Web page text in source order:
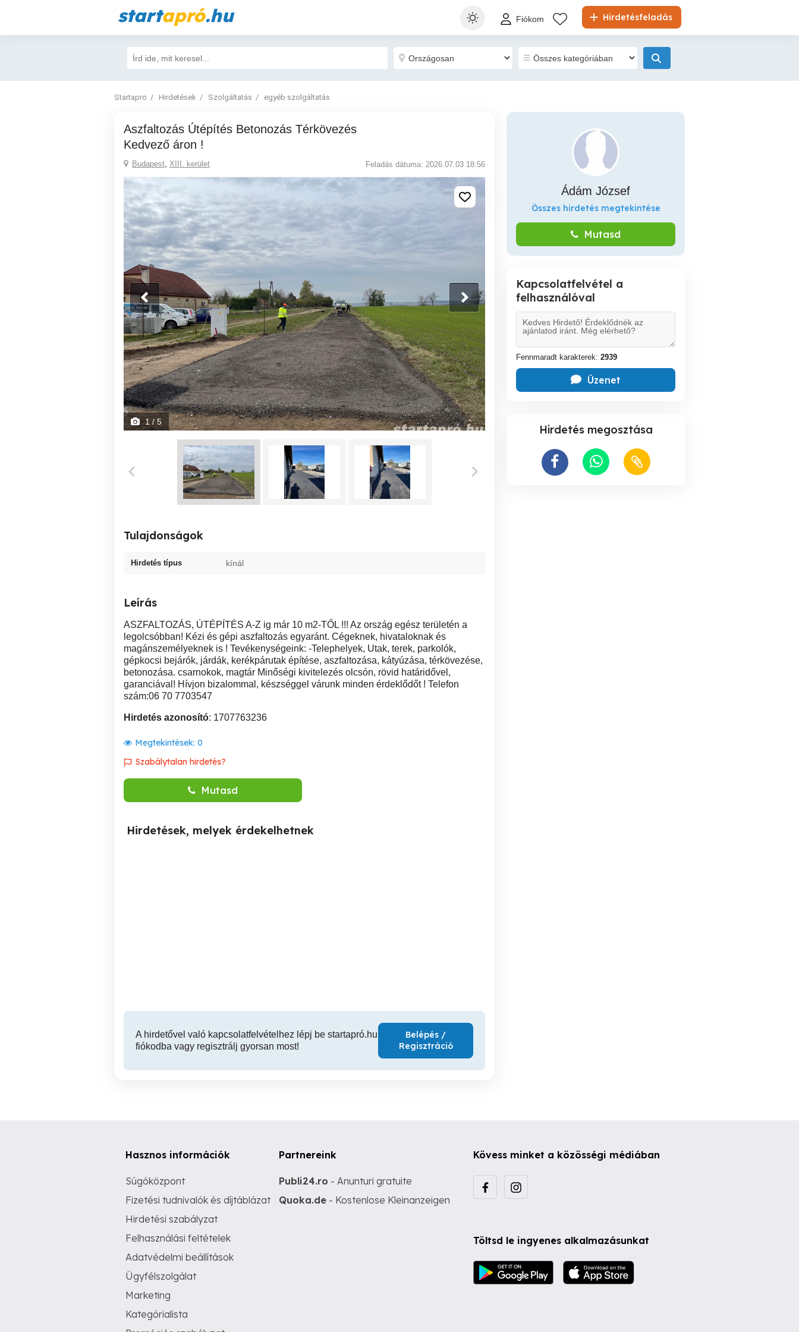
startapró.hu Hirdetésfeladás
Fiókom
Startapro Hirdetések Szolgáltatás egyéb szolgáltatás
Aszfaltozás Útépítés Betonozás Térkövezés
Kedvező áron !
Budapest, XIII. kerület Feladás dátuma: 2026.07.03 18:56
1 / 5
Tulajdonságok
Hirdetés típus kínál
Leírás
ASZFALTOZÁS, ÚTÉPÍTÉS A-Z ig már 10 m2-TŐL !!! Az ország egész területén a
legolcsóbban! Kézi és gépi aszfaltozás egyaránt. Cégeknek, hivataloknak és
magánszemélyeknek is ! Tevékenységeink: -Telephelyek, Utak, terek, parkolók,
gépkocsi bejárók, járdák, kerékpárutak építése, aszfaltozása, kátyúzása, térkövezése,
betonozása. csarnokok, magtár Minőségi kivitelezés olcsón, rövid határidővel,
garanciával! Hívjon bizalommal, készséggel várunk minden érdeklődőt ! Telefon
szám:06 70 7703547
Hirdetés azonosító: 1707763236
Megtekintések: 0
Szabálytalan hirdetés?
Mutasd
Hirdetések, melyek érdekelhetnek
A hirdetővel való kapcsolatfelvételhez lépj be startapró.hu
fiókodba vagy regisztrálj gyorsan most!
Belépés /
Regisztráció
Ádám József
Összes hirdetés megtekintése
Mutasd
Kapcsolatfelvétel a
felhasználóval
Fennmaradt karakterek: 2939
Üzenet
Hirdetés megosztása
Hasznos információk
Súgóközpont
Fizetési tudnivalók és díjtáblázat
Hirdetési szabályzat
Felhasználási feltételek
Adatvédelmi beállítások
Ügyfélszolgálat
Marketing
Kategórialista
Partnereink
Publi24.ro - Anunturi gratuite
Quoka.de - Kostenlose Kleinanzeigen
Kövess minket a közösségi médiában
Töltsd le ingyenes alkalmazásunkat